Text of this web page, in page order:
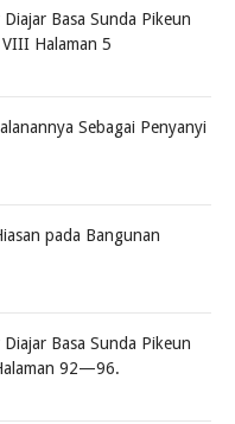
Diajar Basa Sunda Pikeun
Halaman 5
Sebagai Penyanyi
pada Bangunan
Diajar Basa Sunda Pikeun
92—96.